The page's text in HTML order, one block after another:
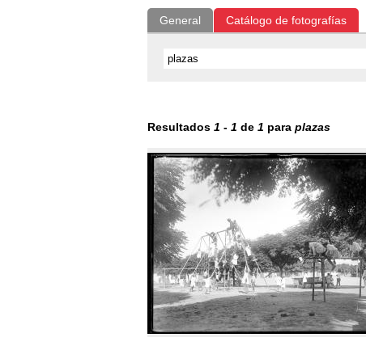
General Catálogo de fotografías
Resultados 1 - 1 de 1 para plazas